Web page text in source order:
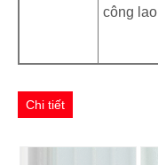
công lao
Chi tiết